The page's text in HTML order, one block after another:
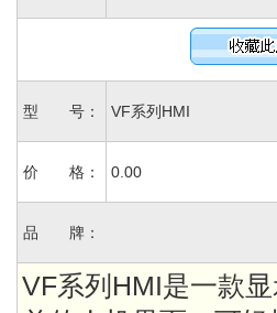
型 号： VF系列HMI
价 格： 0.00
品 牌：
VF系列HMI是一款